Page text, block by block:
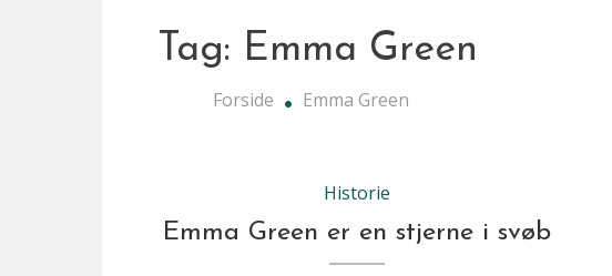
Tag: Emma Green
Forside Emma Green
Historie
Emma Green er en stjerne i svøb